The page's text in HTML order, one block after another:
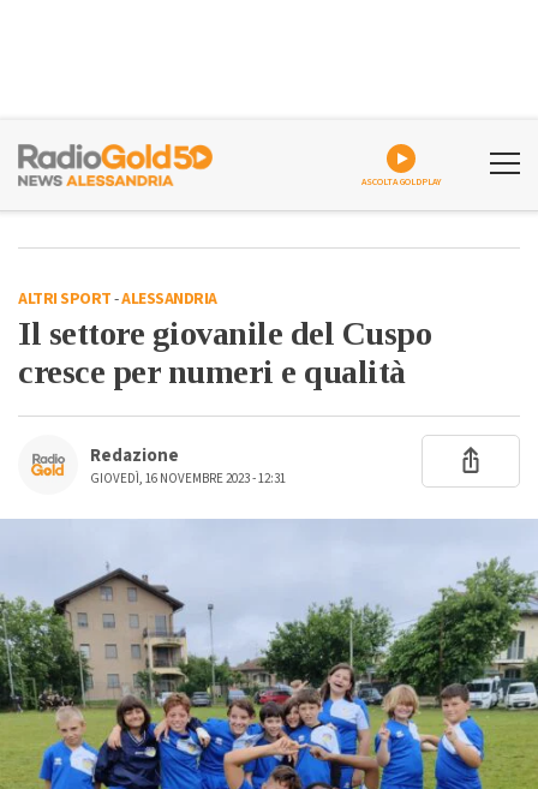
ASCOLTA GOLDPLAY
ALTRI SPORT-ALESSANDRIA
Il settore giovanile del Cuspo
cresce per numeri e qualità
Redazione
GIOVEDÌ, 16 NOVEMBRE 2023 - 12:31